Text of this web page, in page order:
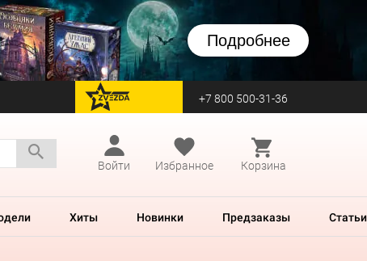
Подробнее
перейти на Zvezda +7 800 500-31-36
Войти
Избранное Корзина
Хиты Новинки Предзаказы Статьи